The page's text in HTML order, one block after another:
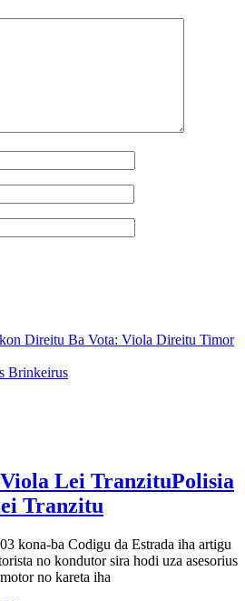
Direitu Ba Vota: Viola Direitu Timor
Brinkeirus
Lei TranzituPolisia
Tranzitu
kona-ba Codigu da Estrada iha artigu
no kondutor sira hodi uza asesorius
no kareta iha